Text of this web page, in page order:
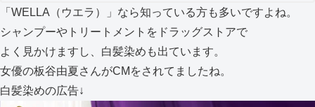
「WELLA（ウエラ）」なら知っている方も多いですよね。
シャンプーやトリートメントをドラッグストアで
よく見かけますし、白髪染めも出ています。
女優の板谷由夏さんがCMをされてましたね。
白髪染めの広告↓